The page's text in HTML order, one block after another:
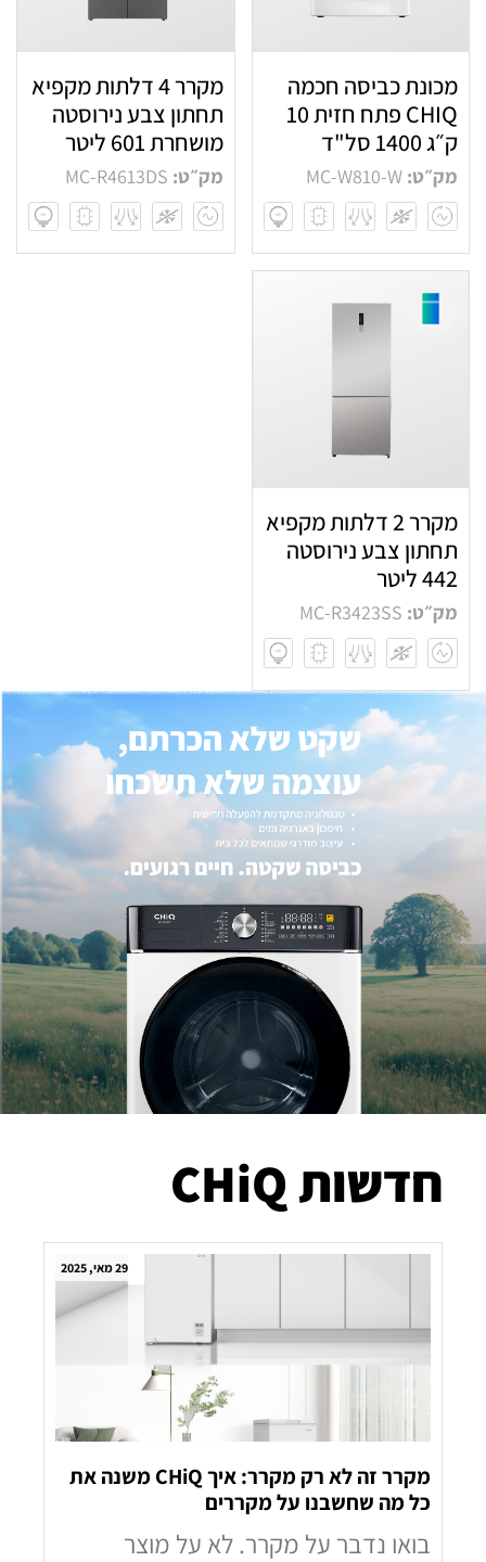
מכונת כביסה חכמה
CHIQ פתח חזית 10
ק״ג 1400 סל"ד
מק״ט: MC-W810-W
מקרר 4 דלתות מקפיא
תחתון צבע נירוסטה
מושחרת 601 ליטר
מק״ט: MC-R4613DS
מקרר 2 דלתות מקפיא
תחתון צבע נירוסטה
442 ליטר
מק״ט: MC-R3423SS
חדשות CHiQ
מקרר זה לא רק מקרר: איך CHiQ משנה את
כל מה שחשבנו על מקררים
29 מאי, 2025
בואו נדבר על מקרר. לא על מוצר